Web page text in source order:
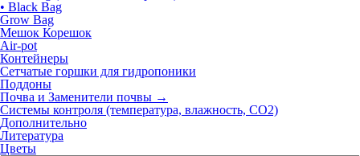
• Black Bag
Grow Bag
Мешок Корешок
Air-pot
Контейнеры
Сетчатые горшки для гидропоники
Поддоны
Почва и Заменители почвы →
Системы контроля (температура, влажность, СО2)
Дополнительно
Литература
Цветы